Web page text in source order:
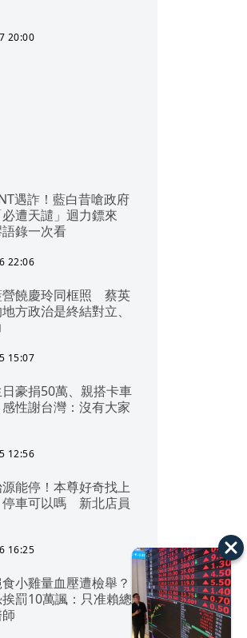
20:00
遇詐！藍白昔嗆政府
遭天譴」迴力鏢來
錄一次看
22:06
營饒慶玲同框照 蔡英
方政治是終結對立、
15:07
豪捐50萬、親搭卡車
性謝台灣：沒有大家
12:56
能停！本尊好奇找上
停車可以嗎 新北店員
16:25
小雞量血壓遭檢舉？
罰10萬諷：只准賴總